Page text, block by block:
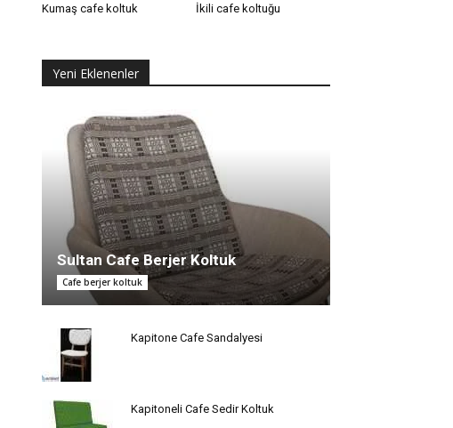
Kumaş cafe koltuk İkili cafe koltuğu
Yeni Eklenenler
Sultan Cafe Berjer Koltuk
Cafe berjer koltuk
Kapitone Cafe Sandalyesi
Kapitoneli Cafe Sedir Koltuk